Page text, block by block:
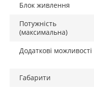
Блок живлення
Потужність
(максимальна)
Додаткові можливості
Габарити